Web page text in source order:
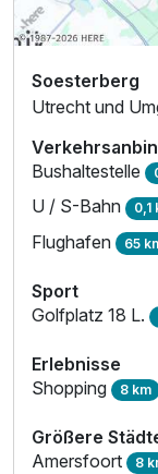
Soesterberg
Utrecht und
Bushaltestelle
U / S-Bahn 0,1
Flughafen 65
Sport
Golfplatz 18 L.
Erlebnisse
Shopping 8 km
Größere
Amersfoort 8